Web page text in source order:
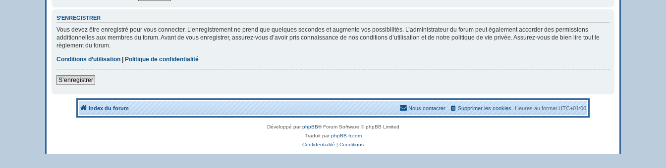
S’ENREGISTRER
Vous devez être enregistré pour vous connecter. L’enregistrement ne prend que quelques secondes et augmente vos possibilités. L’administrateur du forum peut également accorder des permissions
additionnelles aux membres du forum. Avant de vous enregistrer, assurez-vous d’avoir pris connaissance de nos conditions d’utilisation et de notre politique de vie privée. Assurez-vous de bien lire tout le
règlement du forum.
Conditions d’utilisation | Politique de confidentialité
S’enregistrer
Index du forum Heures au formatUTC+01:00
Supprimer les cookies
Nous contacter
Développé parphpBB® Forum Software © phpBB Limited
Traduit parphpBB-fr.com
Confidentialité | Conditions